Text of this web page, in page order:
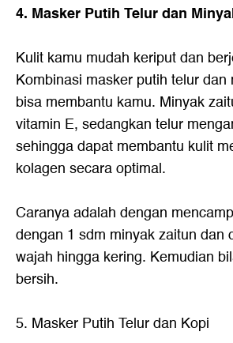
4. Masker Putih Telur dan
Kulit kamu mudah keriput dan
Kombinasi masker putih telur dan
bisa membantu kamu. Minyak
vitamin E, sedangkan telur
sehingga dapat membantu kulit
kolagen secara optimal.
Caranya adalah dengan
dengan 1 sdm minyak zaitun dan
wajah hingga kering. Kemudian
bersih.
5. Masker Putih Telur dan Kopi